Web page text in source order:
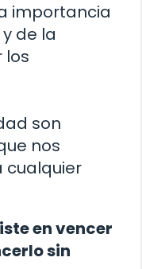
importancia
de la
los
son
nos
cualquier
en vencer
sin